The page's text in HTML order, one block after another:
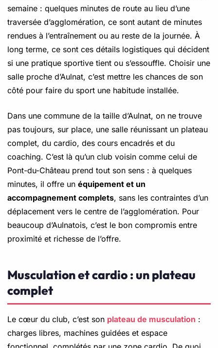
semaine : quelques minutes de route au lieu d’une
traversée d’agglomération, ce sont autant de minutes
rendues à l’entraînement ou au reste de la journée. À
long terme, ce sont ces détails logistiques qui décident
si une pratique sportive tient ou s’essouffle. Choisir une
salle proche d’Aulnat, c’est mettre les chances de son
côté pour faire du sport une habitude installée.
Dans une commune de la taille d’Aulnat, on ne trouve
pas toujours, sur place, une salle réunissant un plateau
complet, du cardio, des cours encadrés et du
coaching. C’est là qu’un club voisin comme celui de
Pont-du-Château prend tout son sens : à quelques
minutes, il offre un équipement et un
accompagnement complets, sans les contraintes d’un
déplacement vers le centre de l’agglomération. Pour
beaucoup d’Aulnatois, c’est le bon compromis entre
proximité et richesse de l’offre.
Musculation et cardio : un plateau
complet
Le cœur du club, c’est son plateau de musculation :
charges libres, machines guidées et espace